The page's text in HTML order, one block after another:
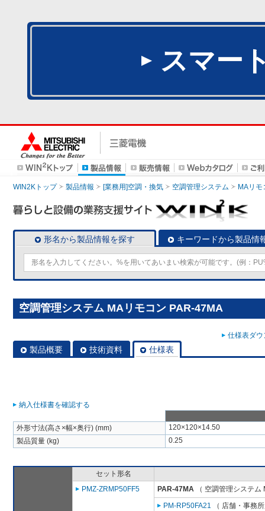
スマー
WIN2Kトップ 製品情報 [業務用]空調・換気 空調管理システム MAリモ
形名から製品情報を探す キーワードから製品情
空調管理システム MAリモコン PAR-47MA
仕様表ダ
製品概要 技術資料 仕様表
納入仕様書を確認する
外形寸法(高さ×幅×奥行) (mm)
120×120×14.50
製品質量 (kg)
0.25
セット形名
PMZ-ZRMP50FF5
PAR-47MA （ 空調管理システム
PM-RP50FA21 （ 店舗・事務